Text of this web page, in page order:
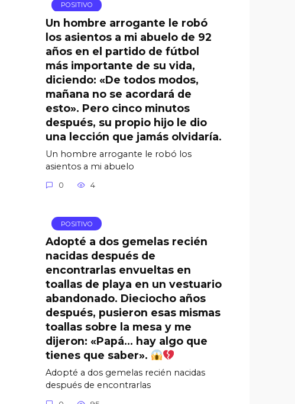
POSITIVO
Un hombre arrogante le robó
los asientos a mi abuelo de 92
años en el partido de fútbol
más importante de su vida,
diciendo: «De todos modos,
mañana no se acordará de
esto». Pero cinco minutos
después, su propio hijo le dio
una lección que jamás olvidaría.
Un hombre arrogante le robó los
asientos a mi abuelo
0 4
POSITIVO
Adopté a dos gemelas recién
nacidas después de
encontrarlas envueltas en
toallas de playa en un vestuario
abandonado. Dieciocho años
después, pusieron esas mismas
toallas sobre la mesa y me
dijeron: «Papá… hay algo que
tienes que saber».
Adopté a dos gemelas recién nacidas
después de encontrarlas